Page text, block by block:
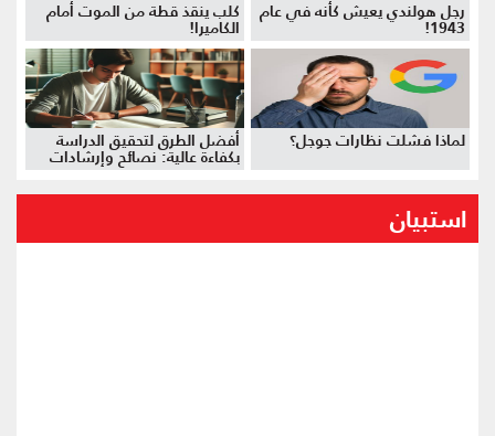
رجل هولندي يعيش كأنه في عام
1943!
كلب ينقذ قطة من الموت أمام
الكاميرا!
لماذا فشلت نظارات جوجل؟ أفضل الطرق لتحقيق الدراسة
بكفاءة عالية: نصائح وإرشادات
استبيان